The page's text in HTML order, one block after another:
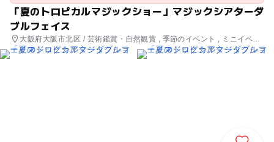
「夏のトロピカルマジックショー」マジックシアターダ
ブルフェイス
大阪府大阪市北区 / 芸術鑑賞・自然観賞 , 季節のイベント , ミニイベン
ト